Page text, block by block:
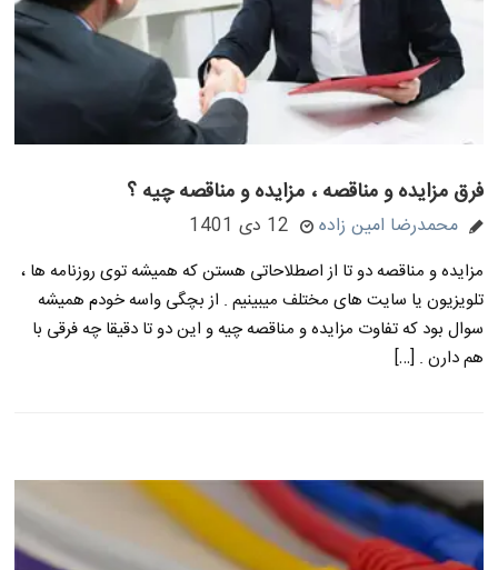
فرق مزایده و مناقصه ، مزایده و مناقصه چیه ؟
محمدرضا امین زاده 12 دی 1401
مزایده و مناقصه دو تا از اصطلاحاتی هستن که همیشه توی روزنامه ها ،
تلویزیون یا سایت های مختلف میبینیم . از بچگی واسه خودم همیشه
سوال بود که تفاوت مزایده و مناقصه چیه و این دو تا دقیقا چه فرقی با
هم دارن . […]